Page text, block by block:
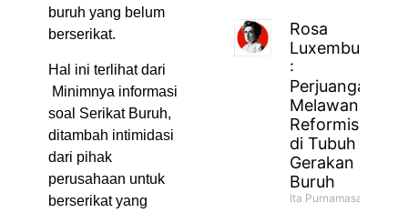
buruh yang belum
berserikat.
Hal ini terlihat dari
Minimnya informasi
soal Serikat Buruh,
ditambah intimidasi
dari pihak
perusahaan untuk
berserikat yang
Rosa
Luxemburg
:
Perjuangan
Melawan
Reformisme
di Tubuh
Gerakan
Buruh
Ita Purnamasari